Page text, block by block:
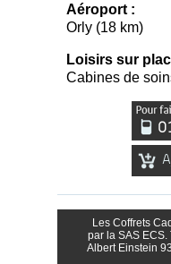
Aéroport :
Orly (18 km)
Loisirs sur
Cabines de
Les Coffrets
par la SAS ECS.
Albert Einstein